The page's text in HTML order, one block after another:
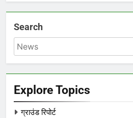
Search
Explore Topics
ग्राउंड रिपोर्ट